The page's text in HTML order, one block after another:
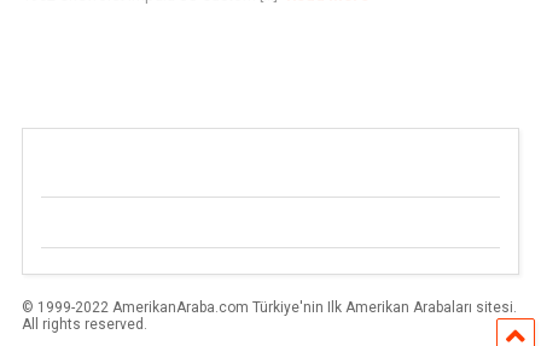
© 1999-2022 AmerikanAraba.com Türkiye'nin Ilk Amerikan Arabaları sitesi.
All rights reserved.